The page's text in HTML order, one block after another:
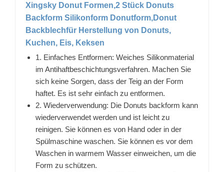
Xingsky Donut Formen,2 Stück Donuts
Backform Silikonform Donutform,Donut
Backblechfür Herstellung von Donuts,
Kuchen, Eis, Keksen
1. Einfaches Entformen: Weiches Silikonmaterial
im Antihaftbeschichtungsverfahren. Machen Sie
sich keine Sorgen, dass der Teig an der Form
haftet. Es ist sehr einfach zu entformen.
2. Wiederverwendung: Die Donuts backform kann
wiederverwendet werden und ist leicht zu
reinigen. Sie können es von Hand oder in der
Spülmaschine waschen. Sie können es vor dem
Waschen in warmem Wasser einweichen, um die
Form zu schützen.